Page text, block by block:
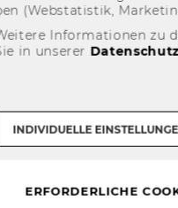
Group
(Web­sta­tis­tik,
Informationen zu
in unserer
INDIVIDUELLE
ERFORDERLICHE